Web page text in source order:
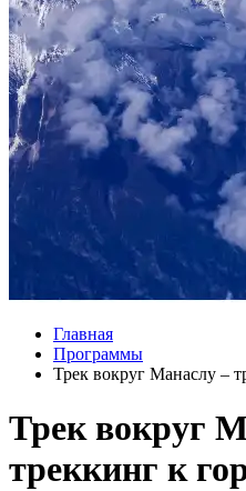
Главная
Программы
Трек вокруг Манаслу –
Трек вокруг
треккинг к